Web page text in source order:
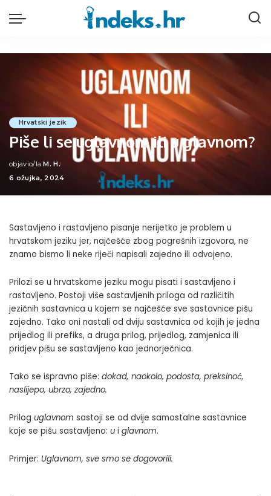
Hrvatski jezik
Piše li se uglavnom ili u glavnom?
Posted
by
objavio/la M. H.
6 ožujka, 2024
Sastavljeno i rastavljeno pisanje nerijetko je problem u
hrvatskom jeziku jer, najčešće zbog pogrešnih izgovora, ne
znamo bismo li neke riječi napisali zajedno ili odvojeno.
Prilozi se u hrvatskome jeziku mogu pisati i sastavljeno i
rastavljeno. Postoji više sastavljenih priloga od različitih
jezičnih sastavnica u kojem se najčešće sve sastavnice pišu
zajedno. Tako oni nastali od dviju sastavnica od kojih je jedna
prijedlog ili prefiks, a druga prilog, prijedlog, zamjenica ili
pridjev pišu se sastavljeno kao jednorječnica.
Tako se ispravno piše: dokad, naokolo, podosta, preksinoć,
naslijepo, ubrzo, zajedno.
Prilog uglavnom sastoji se od dvije samostalne sastavnice
koje se pišu sastavljeno: u i glavnom.
Primjer: Uglavnom, sve smo se dogovorili.